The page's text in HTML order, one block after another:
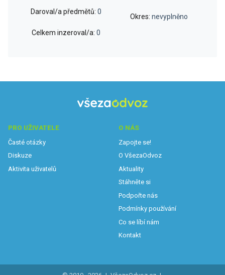
Daroval/a předmětů: 0
Celkem inzeroval/a: 0
Okres: nevyplněno
PRO UŽIVATELE
Časté otázky
Diskuze
Aktivita uživatelů
O NÁS
Zapojte se!
O VšezaOdvoz
Aktuality
Stáhněte si
Podpořte nás
Podmínky používání
Co se líbí nám
Kontakt